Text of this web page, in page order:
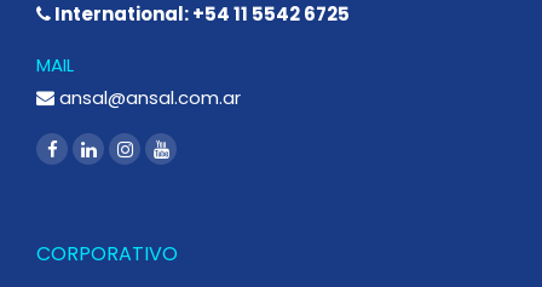
International: +54 11 5542 6725
MAIL
ansal@ansal.com.ar
CORPORATIVO